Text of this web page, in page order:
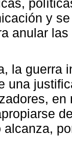
y
anular
la guerra
una